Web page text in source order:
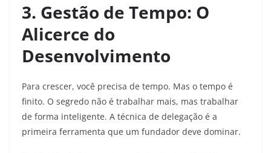
3. Gestão de Tempo: O
Alicerce do
Desenvolvimento
Para crescer, você precisa de tempo. Mas o tempo é
finito. O segredo não é trabalhar mais, mas trabalhar
de forma inteligente. A técnica de delegação é a
primeira ferramenta que um fundador deve dominar.